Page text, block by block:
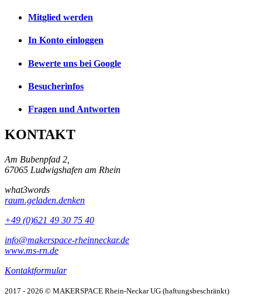
Mitglied werden
In Konto einloggen
Bewerte uns bei Google
Besucherinfos
Fragen und Antworten
KONTAKT
Am Bubenpfad 2,
67065 Ludwigshafen am Rhein
what3words
raum.geladen.denken
+49 (0)621 49 30 75 40
info@makerspace-rheinneckar.de
www.ms-rn.de
Kontaktformular
2017 - 2026 © MAKERSPACE Rhein-Neckar UG (haftungsbeschränkt)